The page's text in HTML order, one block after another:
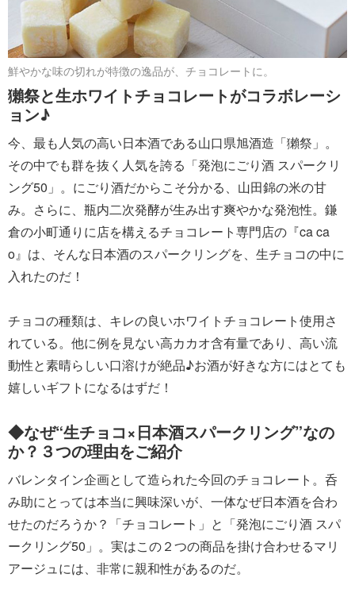
鮮やかな味の切れが特徴の逸品が、チョコレートに。
獺祭と生ホワイトチョコレートがコラボレーシ
ョン♪
今、最も人気の高い日本酒である山口県旭酒造「獺祭」。
その中でも群を抜く人気を誇る「発泡にごり酒 スパークリ
ング50」。にごり酒だからこそ分かる、山田錦の米の甘
み。さらに、瓶内二次発酵が生み出す爽やかな発泡性。鎌
倉の小町通りに店を構えるチョコレート専門店の『ca ca
o』は、そんな日本酒のスパークリングを、生チョコの中に
入れたのだ！
チョコの種類は、キレの良いホワイトチョコレート使用さ
れている。他に例を見ない高カカオ含有量であり、高い流
動性と素晴らしい口溶けが絶品♪お酒が好きな方にはとても
嬉しいギフトになるはずだ！
◆なぜ“生チョコ×日本酒スパークリング”なの
か？３つの理由をご紹介
バレンタイン企画として造られた今回のチョコレート。呑
み助にとっては本当に興味深いが、一体なぜ日本酒を合わ
せたのだろうか？「チョコレート」と「発泡にごり酒 スパ
ークリング50」。実はこの２つの商品を掛け合わせるマリ
アージュには、非常に親和性があるのだ。